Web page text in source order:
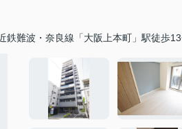
鉄難波・奈良線「大阪上本町」駅徒歩